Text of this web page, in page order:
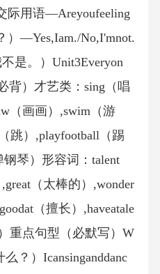
际用语—Areyoufeeling
）—Yes,Iam./No,I'mnot.
是。）Unit3Everyon
背）才艺类：sing（唱
（画画）,swim（游
跳）,playfootball（踢
钢琴）形容词：talent
（太棒的）,wonder
（擅长）,haveatale
重点句型（必默写）W
？）Icansinganddanc